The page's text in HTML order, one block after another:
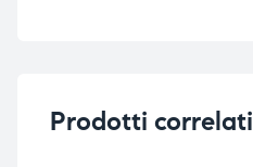
Prodotti correlati